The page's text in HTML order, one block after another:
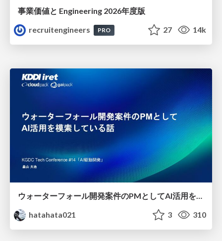
事業価値と Engineering 2026年度版
recruitengineers
PRO 27 14k
hatahata021
3 310